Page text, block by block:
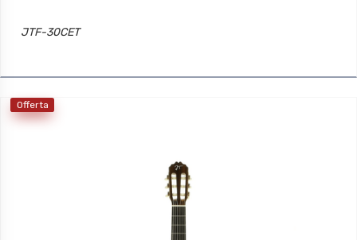
JTF-30CET
Offerta